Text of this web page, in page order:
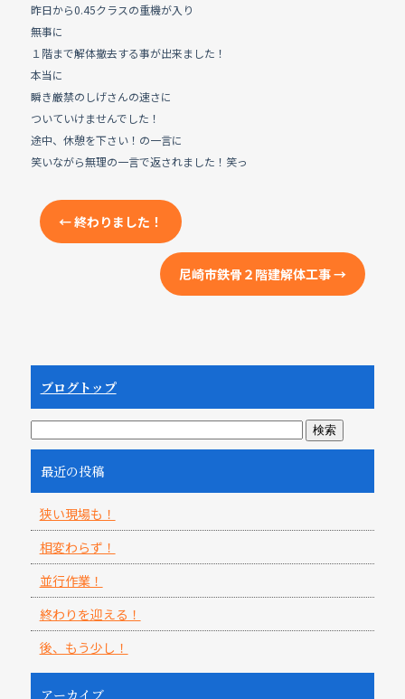
昨日から0.45クラスの重機が入り
無事に
１階まで解体撤去する事が出来ました！
本当に
瞬き厳禁のしげさんの速さに
ついていけませんでした！
途中、休憩を下さい！の一言に
笑いながら無理の一言で返されました！笑っ
←終わりました！
尼崎市鉄骨２階建解体工事→
ブログトップ
最近の投稿
狭い現場も！
相変わらず！
並行作業！
終わりを迎える！
後、もう少し！
アーカイブ